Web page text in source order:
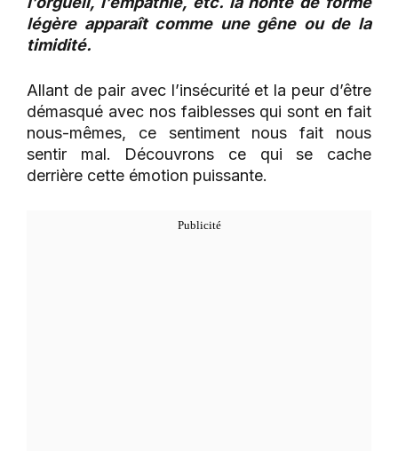
légère apparaît comme une gêne ou de la
timidité.
Allant de pair avec l’insécurité et la peur d’être
démasqué avec nos faiblesses qui sont en fait
nous-mêmes, ce sentiment nous fait nous
sentir mal. Découvrons ce qui se cache
derrière cette émotion puissante.